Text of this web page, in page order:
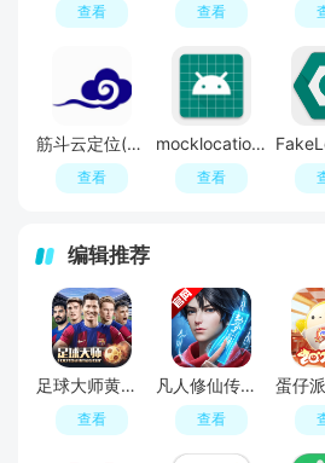
查看 查看
筋斗云定位(筋斗云定位修改器)
查看
mocklocation定位修改器最新版
查看
编辑推荐
足球大师黄金一代手游
查看
凡人修仙传人界篇手游2026最新版
查看